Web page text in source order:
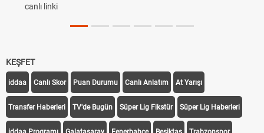
canlı linki
KEŞFET
iddaa Canlı Skor Puan Durumu Canlı Anlatım At Yarışı
Transfer Haberleri TV'de Bugün Süper Lig Fikstür Süper Lig Haberleri